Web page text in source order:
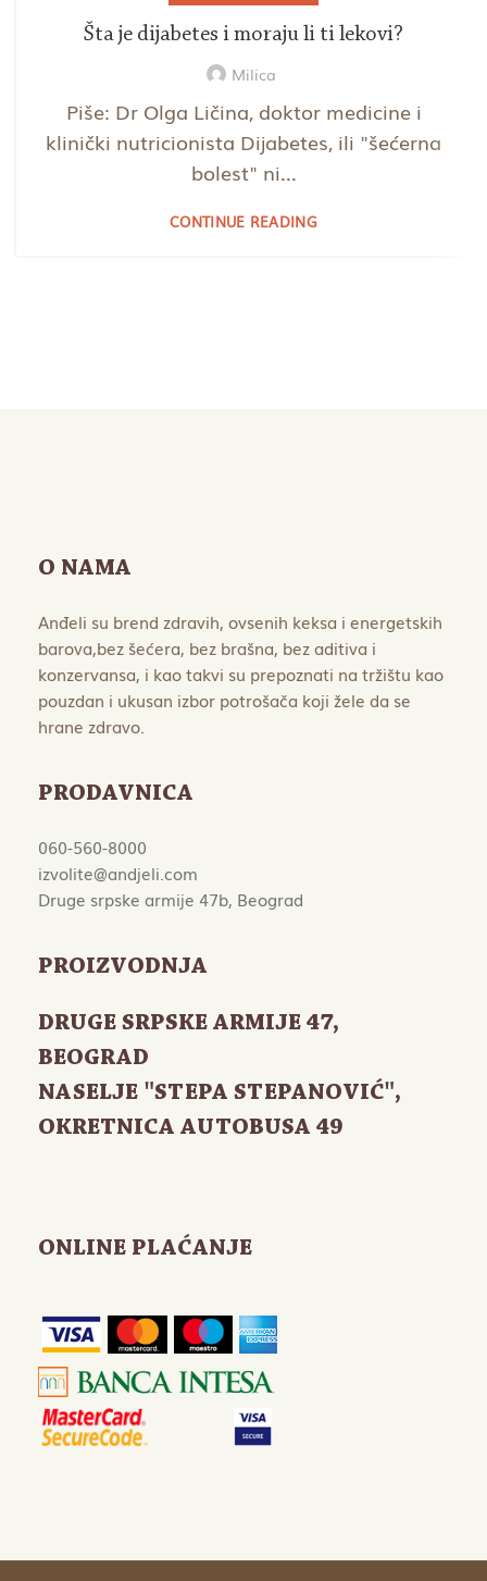
Šta je dijabetes i moraju li ti lekovi?
Milica
Piše: Dr Olga Ličina, doktor medicine i
klinički nutricionista Dijabetes, ili "šećerna
bolest" ni...
CONTINUE READING
O NAMA
Anđeli su brend zdravih, ovsenih keksa i energetskih
barova,bez šećera, bez brašna, bez aditiva i
konzervansa, i kao takvi su prepoznati na tržištu kao
pouzdan i ukusan izbor potrošača koji žele da se
hrane zdravo.
PRODAVNICA
060-560-8000
izvolite@andjeli.com
Druge srpske armije 47b, Beograd
PROIZVODNJA
DRUGE SRPSKE ARMIJE 47,
BEOGRAD
NASELJE "STEPA STEPANOVIĆ",
OKRETNICA AUTOBUSA 49
ONLINE PLAĆANJE